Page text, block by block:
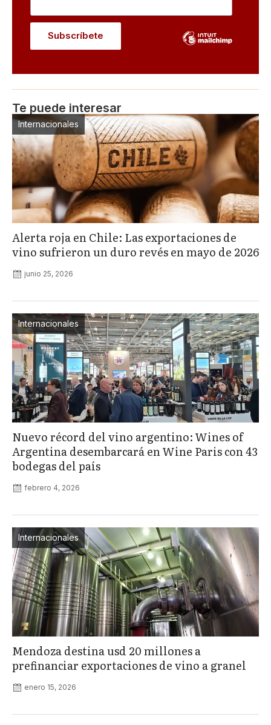
Te puede interesar
Internacionales
Alerta roja en Chile: Las exportaciones de
vino sufrieron un duro revés en mayo de 2026
junio 25, 2026
Internacionales
Nuevo récord del vino argentino: Wines of
Argentina desembarcará en Wine Paris con 43
bodegas del país
febrero 4, 2026
Internacionales
Mendoza destina usd 20 millones a
prefinanciar exportaciones de vino a granel
enero 15, 2026